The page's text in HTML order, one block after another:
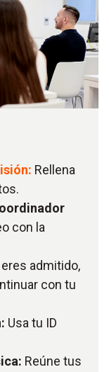
Rellena
con la
eres admitido,
con tu
Usa tu ID
Reúne tus